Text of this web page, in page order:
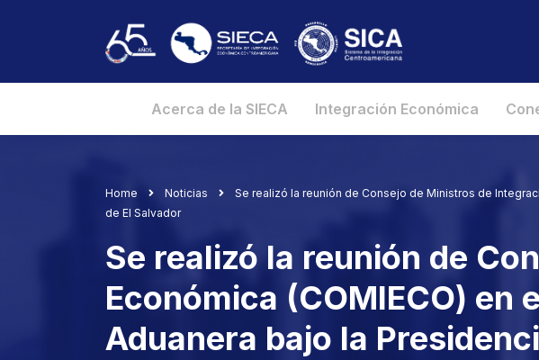
Acerca de la SIECA Integración Económica
Home Noticias
Se realizó la reunión de Consejo de Ministros de
de El Salvador
Se realizó la reunión de
Económica (COMIECO) en
Aduanera bajo la